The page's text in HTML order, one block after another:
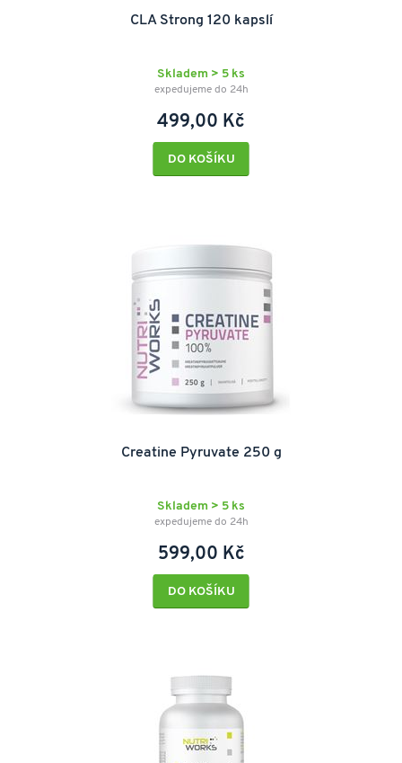
CLA Strong 120 kapslí
Skladem > 5 ks
expedujeme do 24h
499,00 Kč
DO KOŠÍKU
Creatine Pyruvate 250 g
Skladem > 5 ks
expedujeme do 24h
599,00 Kč
DO KOŠÍKU